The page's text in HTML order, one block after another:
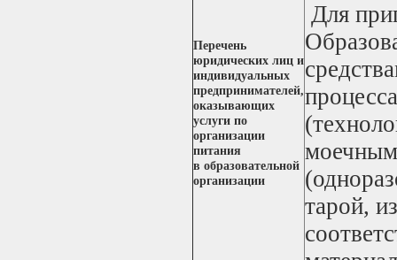
Перечень
юридических лиц и
индивидуальных
предпринимателей,
оказывающих
услуги по
организации
питания
в образовательной
организации
Для
тарой,